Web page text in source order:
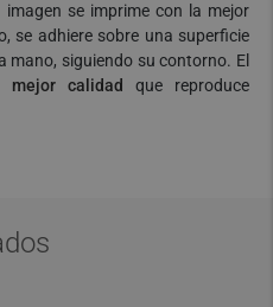
se imprime con la mejor
se adhiere sobre una superficie
mano, siguiendo su contorno. El
calidad
que reproduce